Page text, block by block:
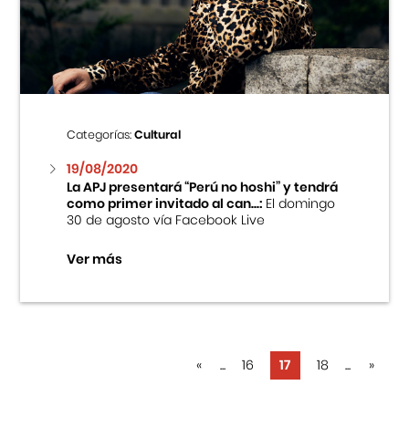
Categorías:Cultural
19/08/2020
La APJ presentará “Perú no hoshi” y tendrá
como primer invitado al can...:El domingo
30 de agosto vía Facebook Live
Ver más
« ... 16 17 18 ... »